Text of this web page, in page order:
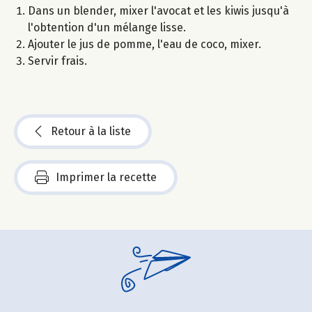
Dans un blender, mixer l'avocat et les kiwis jusqu'à
l'obtention d'un mélange lisse.
Ajouter le jus de pomme, l'eau de coco, mixer.
Servir frais.
Retour à la liste
Imprimer la recette